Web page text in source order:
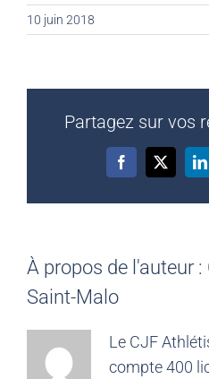
10 juin 2018
Partagez sur vos
Facebook
X
À propos de l'auteur :
Saint-Malo
Le CJF
compte 400